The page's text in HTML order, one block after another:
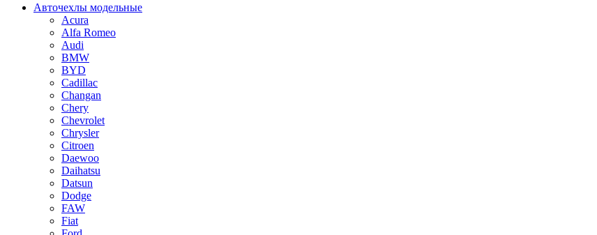
Авточехлы модельные
Acura
Alfa Romeo
Audi
BMW
BYD
Cadillac
Changan
Chery
Chevrolet
Chrysler
Citroen
Daewoo
Daihatsu
Datsun
Dodge
FAW
Fiat